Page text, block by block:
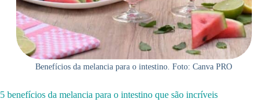
Benefícios da melancia para o intestino. Foto: Canva PRO
5 benefícios da melancia para o intestino que são incríveis